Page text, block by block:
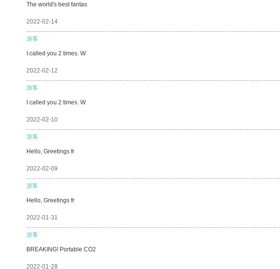
The world's best fantas
2022-02-14
游客
I called you 2 times. W
2022-02-12
游客
I called you 2 times. W
2022-02-10
游客
Hello, Greetings fr
2022-02-09
游客
Hello, Greetings fr
2022-01-31
游客
BREAKING! Portable CO2
2022-01-28